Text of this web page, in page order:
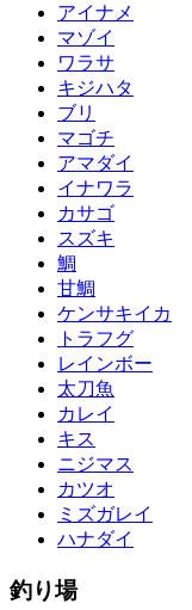
アイナメ
マゾイ
ワラサ
キジハタ
ブリ
マゴチ
アマダイ
イナワラ
カサゴ
スズキ
鯛
甘鯛
ケンサキイカ
トラフグ
レインボー
太刀魚
カレイ
キス
ニジマス
カツオ
ミズガレイ
ハナダイ
釣り場